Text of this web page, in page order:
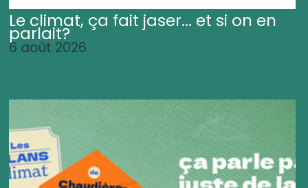
Le climat, ça fait jaser... et si on en
parlait?
6 août 2026